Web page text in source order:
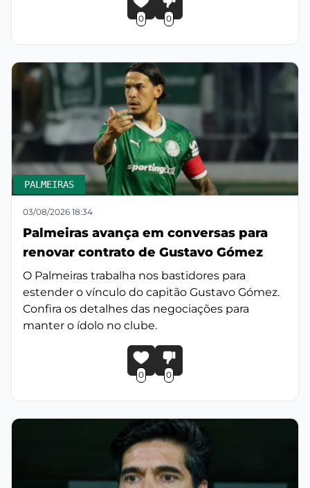
0 0
PALMEIRAS
03/08/2026 18:34
Palmeiras avança em conversas para
renovar contrato de Gustavo Gómez
O Palmeiras trabalha nos bastidores para
estender o vínculo do capitão Gustavo Gómez.
Confira os detalhes das negociações para
manter o ídolo no clube.
0 0